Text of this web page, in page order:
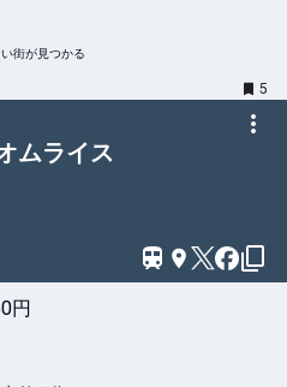
街が見つかる
5
ムライス
円